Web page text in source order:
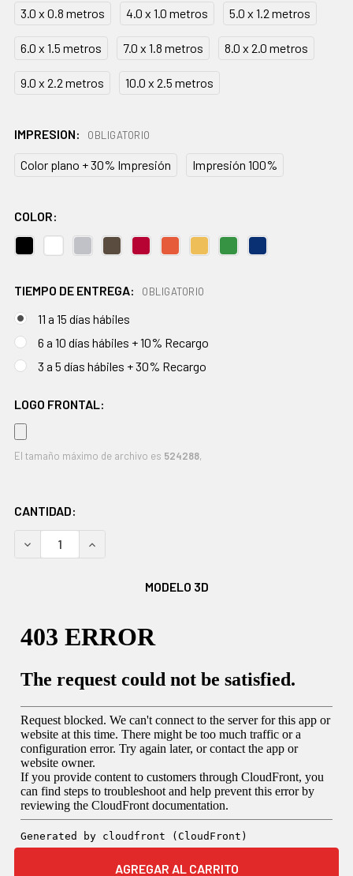
3.0 x 0.8 metros 4.0 x 1.0 metros 5.0 x 1.2 metros
6.0 x 1.5 metros 7.0 x 1.8 metros 8.0 x 2.0 metros
9.0 x 2.2 metros 10.0 x 2.5 metros
IMPRESION: OBLIGATORIO
Color plano + 30% Impresión Impresión 100%
COLOR:
TIEMPO DE ENTREGA: OBLIGATORIO
11 a 15 días hábiles
6 a 10 días hábiles + 10% Recargo
3 a 5 días hábiles + 30% Recargo
LOGO FRONTAL:
El tamaño máximo de archivo es 524288,
EXISTENCIAS
ACTUALES:
CANTIDAD:
DISMINUIR CANTIDAD:AUMENTAR CANTIDAD:
MODELO 3D